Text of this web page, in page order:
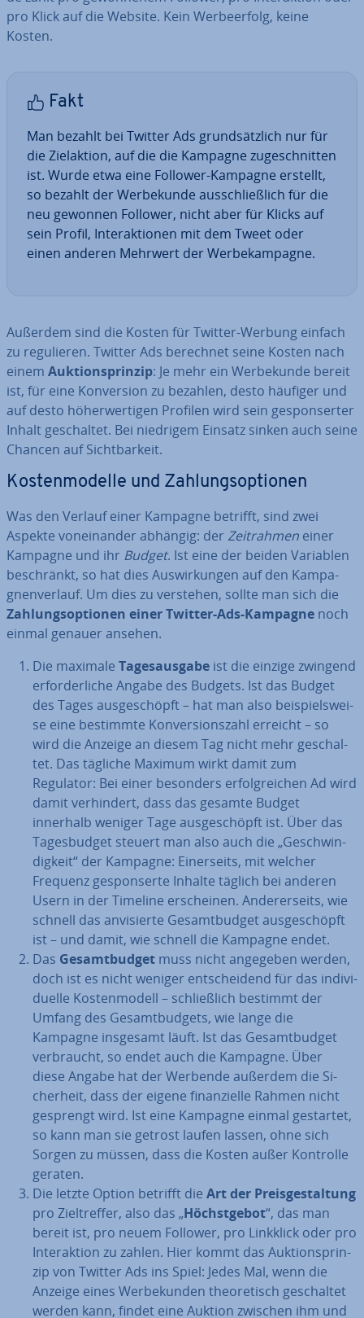
pro Klick auf die Website. Kein Wer­be­er­folg, keine
Kosten.
Fakt
Man bezahlt bei Twitter Ads grund­sätz­lich nur für
die Ziel­ak­ti­on, auf die die Kampagne zu­ge­schnit­ten
ist. Wurde etwa eine Follower-Kampagne erstellt,
so bezahlt der Wer­be­kun­de aus­schließ­lich für die
neu gewonnen Follower, nicht aber für Klicks auf
sein Profil, In­ter­ak­tio­nen mit dem Tweet oder
einen anderen Mehrwert der Wer­be­kam­pa­gne.
Außerdem sind die Kosten für Twitter-Werbung einfach
zu re­gu­lie­ren. Twitter Ads berechnet seine Kosten nach
einem Auk­ti­ons­prin­zip: Je mehr ein Wer­be­kun­de bereit
ist, für eine Kon­ver­si­on zu bezahlen, desto häufiger und
auf desto hö­her­wer­ti­gen Profilen wird sein ge­spon­ser­ter
Inhalt ge­schal­tet. Bei niedrigem Einsatz sinken auch seine
Chancen auf Sicht­bar­keit.
Kos­ten­mo­del­le und Zah­lungs­op­tio­nen
Was den Verlauf einer Kampagne betrifft, sind zwei
Aspekte von­ein­an­der abhängig: der Zeit­rah­men einer
Kampagne und ihr Budget. Ist eine der beiden Variablen
be­schränkt, so hat dies Aus­wir­kun­gen auf den Kam­pa­
gnen­ver­lauf. Um dies zu verstehen, sollte man sich die
Zah­lungs­op­tio­nen einer Twitter-Ads-Kampagne noch
einmal genauer ansehen.
Die maximale Ta­ges­aus­ga­be ist die einzige zwingend
er­for­der­li­che Angabe des Budgets. Ist das Budget
des Tages aus­ge­schöpft – hat man also bei­spiels­wei­
se eine bestimmte Kon­ver­si­ons­zahl erreicht – so
wird die Anzeige an diesem Tag nicht mehr ge­schal­
tet. Das tägliche Maximum wirkt damit zum
Regulator: Bei einer besonders er­folg­rei­chen Ad wird
damit ver­hin­dert, dass das gesamte Budget
innerhalb weniger Tage aus­ge­schöpft ist. Über das
Ta­ges­bud­get steuert man also auch die „Ge­schwin­
dig­keit“ der Kampagne: Ei­ner­seits, mit welcher
Frequenz ge­spon­ser­te Inhalte täglich bei anderen
Usern in der Timeline er­schei­nen. An­de­rer­seits, wie
schnell das an­vi­sier­te Ge­samt­bud­get aus­ge­schöpft
ist – und damit, wie schnell die Kampagne endet.
Das Ge­samt­bud­get muss nicht angegeben werden,
doch ist es nicht weniger ent­schei­dend für das in­di­vi­
du­el­le Kos­ten­mo­dell – schließ­lich bestimmt der
Umfang des Ge­samt­bud­gets, wie lange die
Kampagne insgesamt läuft. Ist das Ge­samt­bud­get
ver­braucht, so endet auch die Kampagne. Über
diese Angabe hat der Werbende außerdem die Si­
cher­heit, dass der eigene fi­nan­zi­el­le Rahmen nicht
gesprengt wird. Ist eine Kampagne einmal gestartet,
so kann man sie getrost laufen lassen, ohne sich
Sorgen zu müssen, dass die Kosten außer Kontrolle
geraten.
Die letzte Option betrifft die Art der Preis­ge­stal­tung
pro Ziel­tref­fer, also das „Höchst­ge­bot“, das man
bereit ist, pro neuem Follower, pro Linkklick oder pro
In­ter­ak­ti­on zu zahlen. Hier kommt das Auk­ti­ons­prin­
zip von Twitter Ads ins Spiel: Jedes Mal, wenn die
Anzeige eines Wer­be­kun­den theo­re­tisch ge­schal­tet
werden kann, findet eine Auktion zwischen ihm und